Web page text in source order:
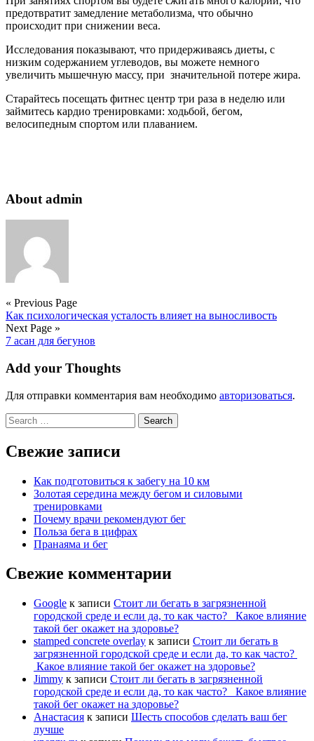
предотвратит замедление метаболизма, что обычно
происходит при снижении веса.
Исследования показывают, что придерживаясь диеты, с
низким содержанием углеводов, вы можете немного
увеличить мышечную массу, при значительной потере жира.
Старайтесь посещать фитнес центр три раза в неделю или
займитесь кардио тренировками: ходьбой, бегом,
велосипедным спортом или плаванием.
About admin
« Previous Page
Как психологическая усталость влияет на выносливость
Next Page »
7 асан для бегунов
Add your Thoughts
Для отправки комментария вам необходимо авторизоваться.
Search
for:
Свежие записи
Как подготовиться к забегу на 10 км
Золотая середина между бегом и силовыми
тренировками
Почему врачи рекомендуют бег
Польза бега в цифрах
Пранаяма и бег
Свежие комментарии
Google к записи Стоит ли бегать в загрязненной
городской среде и если да, то как часто? Какое влияние
такой бег окажет на здоровье?
stamped concrete overlay к записи Стоит ли бегать в
загрязненной городской среде и если да, то как часто?
Какое влияние такой бег окажет на здоровье?
Jimmy к записи Стоит ли бегать в загрязненной
городской среде и если да, то как часто? Какое влияние
такой бег окажет на здоровье?
Анастасия к записи Шесть способов сделать ваш бег
лучше